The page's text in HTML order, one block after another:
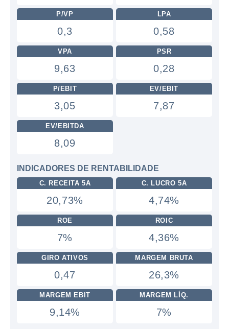
P/VP
0,3
LPA
0,58
VPA
9,63
PSR
0,28
P/EBIT
3,05
EV/EBIT
7,87
EV/EBITDA
8,09
INDICADORES DE RENTABILIDADE
C. RECEITA 5A
20,73%
C. LUCRO 5A
4,74%
ROE
7%
ROIC
4,36%
GIRO ATIVOS
0,47
MARGEM BRUTA
26,3%
MARGEM EBIT
9,14%
MARGEM LÍQ.
7%